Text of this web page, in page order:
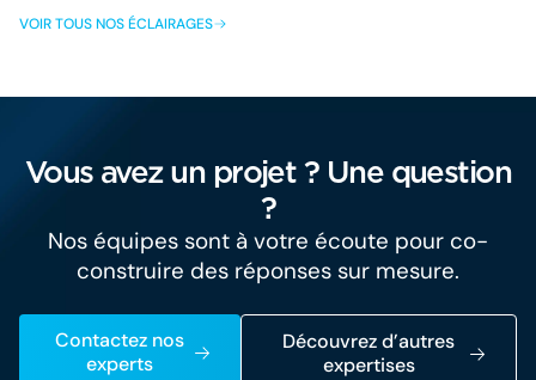
VOIR TOUS NOS ÉCLAIRAGES
Vous avez un projet ? Une question
?
Nos équipes sont à votre écoute pour co-
construire des réponses sur mesure.
Contactez nos
experts
Découvrez d’autres
expertises